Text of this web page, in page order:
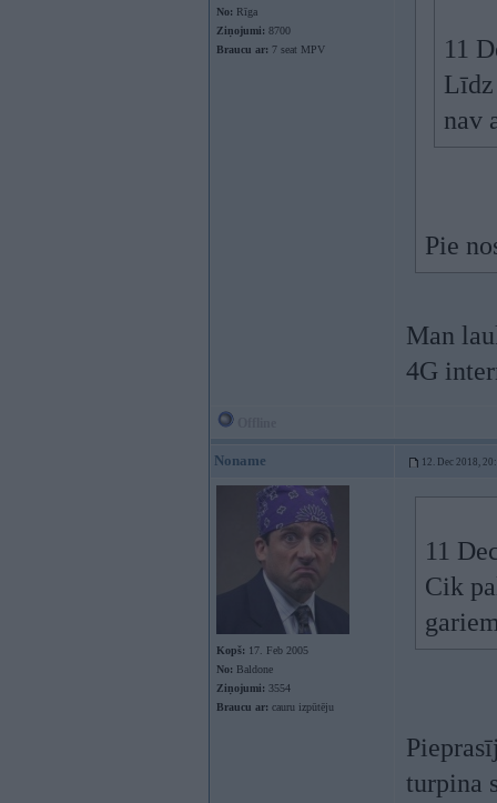
No: Rīga
Ziņojumi: 8700
Braucu ar: 7 seat MPV
11
Līdz
nav
Pie
Man
4G
Noname 12. Dec 2018,
Kopš: 17. Feb 2005
No: Baldone
Ziņojumi: 3554
Braucu ar: cauru izpūtēju
11
Cik
turpina